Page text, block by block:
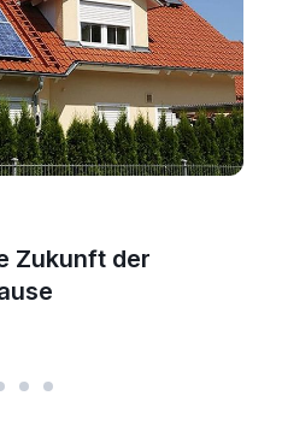
Zukunft der